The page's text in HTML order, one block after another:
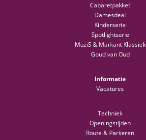
Cabaretpakket
Damesdeal
Kinderserie
Spotlightserie
MuziS & Markant Klassiek
Goud van Oud
Informatie
Vacatures
Techniek
Openingstijden
Route & Parkeren